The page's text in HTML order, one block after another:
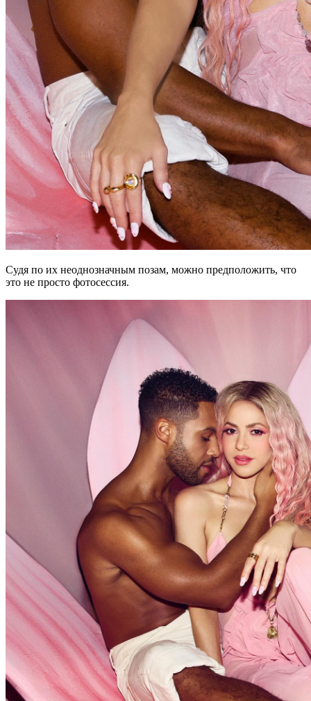
Судя по их неоднозначным позам, можно предположить, что
это не просто фотосессия.